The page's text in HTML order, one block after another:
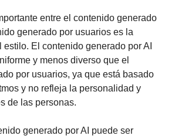
entre el contenido generado
generado por usuarios es la
El contenido generado por AI
y menos diverso que el
por usuarios, ya que está basado
y no refleja la personalidad y
de las personas.
generado por AI puede ser